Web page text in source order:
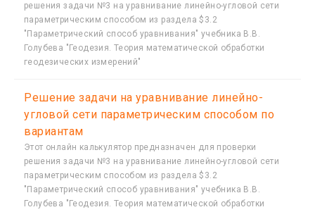
решения задачи №3 на уравнивание линейно-угловой сети
параметрическим способом из раздела $3.2
"Параметрический способ уравнивания" учебника В.В.
Голубева "Геодезия. Теория математической обработки
геодезических измерений"
Решение задачи на уравнивание линейно-
угловой сети параметрическим способом по
вариантам
Этот онлайн калькулятор предназначен для проверки
решения задачи №3 на уравнивание линейно-угловой сети
параметрическим способом из раздела $3.2
"Параметрический способ уравнивания" учебника В.В.
Голубева "Геодезия. Теория математической обработки